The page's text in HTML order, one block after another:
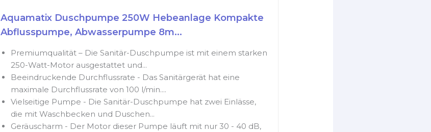
Aquamatix Duschpumpe 250W Hebeanlage Kompakte
Abflusspumpe, Abwasserpumpe 8m...
Premiumqualität – Die Sanitär-Duschpumpe ist mit einem starken
250-Watt-Motor ausgestattet und...
Beeindruckende Durchflussrate - Das Sanitärgerät hat eine
maximale Durchflussrate von 100 l/min....
Vielseitige Pumpe - Die Sanitär-Duschpumpe hat zwei Einlässe,
die mit Waschbecken und Duschen...
Geräuscharm - Der Motor dieser Pumpe läuft mit nur 30 - 40 dB,